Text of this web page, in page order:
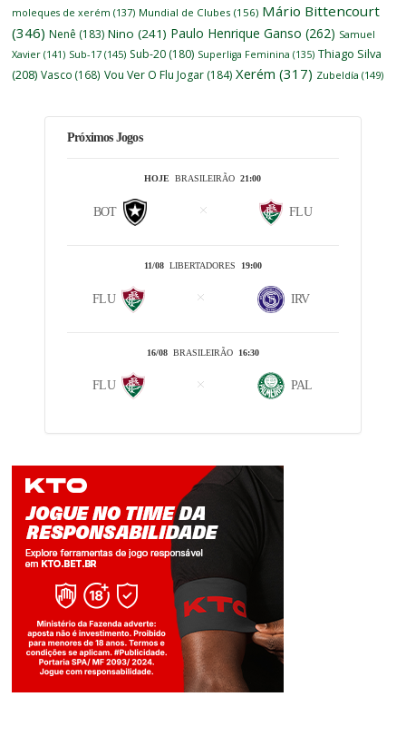
moleques de xerém (137) Mundial de Clubes (156) Mário Bittencourt
(346) Nenê (183) Nino (241) Paulo Henrique Ganso (262) Samuel
Xavier (141) Sub-17 (145) Sub-20 (180) Superliga Feminina (135) Thiago Silva
(208) Vasco (168) Vou Ver O Flu Jogar (184) Xerém (317) Zubeldía (149)
Próximos Jogos
HOJE BRASILEIRÃO21:00
BOT FLU
11/08LIBERTADORES 19:00
FLU IRV
16/08BRASILEIRÃO 16:30
FLU PAL